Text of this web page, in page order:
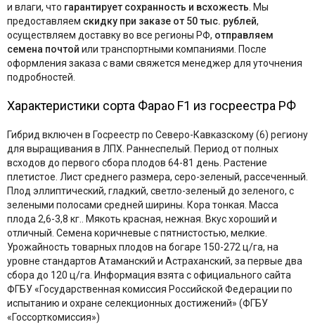
и влаги, что гарантирует сохранность и всхожесть . Мы
предоставляем скидку при заказе от 50 тыс. рублей,
осуществляем доставку во все регионы РФ, отправляем
семена почтой или транспортными компаниями. После
оформления заказа с вами свяжется менеджер для уточнения
подробностей.
Характеристики сорта Фарао F1 из госреестра РФ
Гибрид включен в Госреестр по Северо-Кавказскому (6) региону
для выращивания в ЛПХ. Раннеспелый. Период от полных
всходов до первого сбора плодов 64-81 день. Растение
плетистое. Лист среднего размера, серо-зеленый, рассеченный.
Плод эллиптический, гладкий, светло-зеленый до зеленого, с
зелеными полосами средней ширины. Кора тонкая. Масса
плода 2,6-3,8 кг.. Мякоть красная, нежная. Вкус хороший и
отличный. Семена коричневые с пятнистостью, мелкие.
Урожайность товарных плодов на богаре 150-272 ц/га, на
уровне стандартов Атаманский и Астраханский, за первые два
сбора до 120 ц/га. Информация взята с официального сайта
ФГБУ «Государственная комиссия Российской Федерации по
иcпытанию и охране селекционных достижений» (ФГБУ
«Госсорткомиссия»)